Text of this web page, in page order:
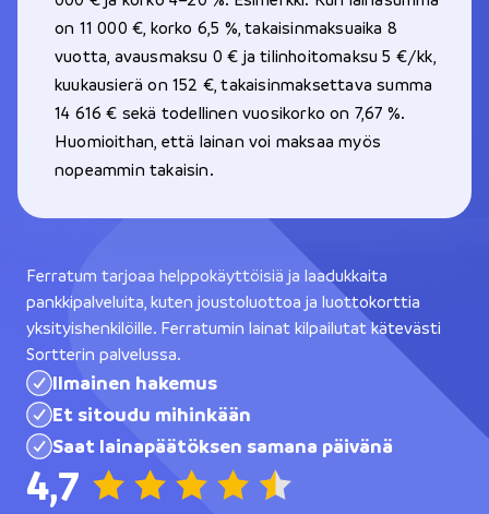
on 11 000 €, korko 6,5 %, takaisinmaksuaika 8
vuotta, avausmaksu 0 € ja tilinhoitomaksu 5 €/kk,
kuukausierä on 152 €, takaisinmaksettava summa
14 616 € sekä todellinen vuosikorko on 7,67 %.
Huomioithan, että lainan voi maksaa myös
nopeammin takaisin.
Ferratum tarjoaa helppokäyttöisiä ja laadukkaita
pankkipalveluita, kuten joustoluottoa ja luottokorttia
yksityishenkilöille. Ferratumin lainat kilpailutat kätevästi
Sortterin palvelussa.
Ilmainen hakemus
Et sitoudu mihinkään
Saat lainapäätöksen samana päivänä
4,7